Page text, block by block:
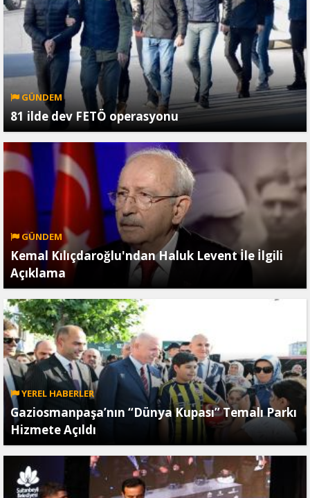
GÜNDEM
81 ilde dev FETÖ operasyonu
GÜNDEM
Kemal Kılıçdaroğlu'ndan Haluk Levent İle İlgili
Açıklama
YEREL HABERLER
Gaziosmanpaşa’nın “Dünya Kupası” Temalı Parkı
Hizmete Açıldı